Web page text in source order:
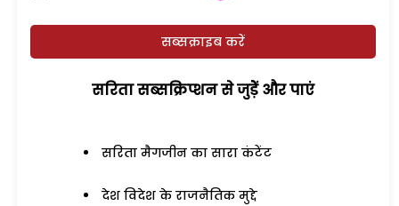
सब्सक्राइब करें
सरिता सब्सक्रिप्शन से जुड़ेें और पाएं
सरिता मैगजीन का सारा कंटेंट
देश विदेश के राजनैतिक मुद्दे